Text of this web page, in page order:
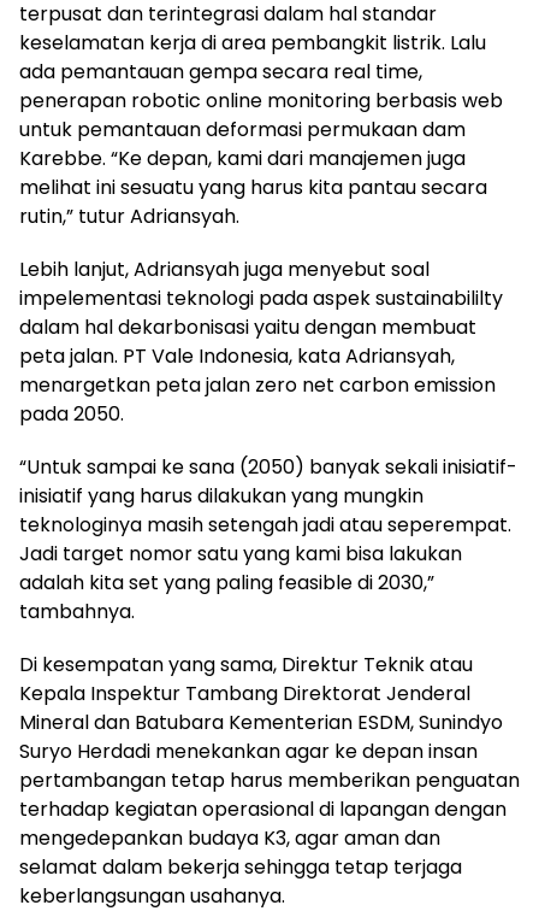
terpusat dan terintegrasi dalam hal standar
keselamatan kerja di area pembangkit listrik. Lalu
ada pemantauan gempa secara real time,
penerapan robotic online monitoring berbasis web
untuk pemantauan deformasi permukaan dam
Karebbe. “Ke depan, kami dari manajemen juga
melihat ini sesuatu yang harus kita pantau secara
rutin,” tutur Adriansyah.
Lebih lanjut, Adriansyah juga menyebut soal
impelementasi teknologi pada aspek sustainabililty
dalam hal dekarbonisasi yaitu dengan membuat
peta jalan. PT Vale Indonesia, kata Adriansyah,
menargetkan peta jalan zero net carbon emission
pada 2050.
“Untuk sampai ke sana (2050) banyak sekali inisiatif-
inisiatif yang harus dilakukan yang mungkin
teknologinya masih setengah jadi atau seperempat.
Jadi target nomor satu yang kami bisa lakukan
adalah kita set yang paling feasible di 2030,”
tambahnya.
Di kesempatan yang sama, Direktur Teknik atau
Kepala Inspektur Tambang Direktorat Jenderal
Mineral dan Batubara Kementerian ESDM, Sunindyo
Suryo Herdadi menekankan agar ke depan insan
pertambangan tetap harus memberikan penguatan
terhadap kegiatan operasional di lapangan dengan
mengedepankan budaya K3, agar aman dan
selamat dalam bekerja sehingga tetap terjaga
keberlangsungan usahanya.